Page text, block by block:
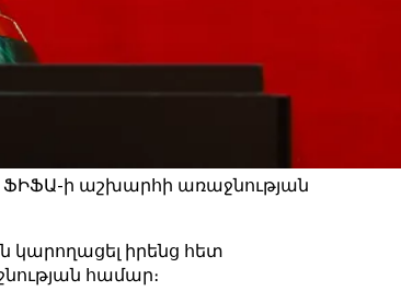
ՖԻՖԱ-ի աշխարհի առաջնության
կարողացել իրենց հետ
համար։